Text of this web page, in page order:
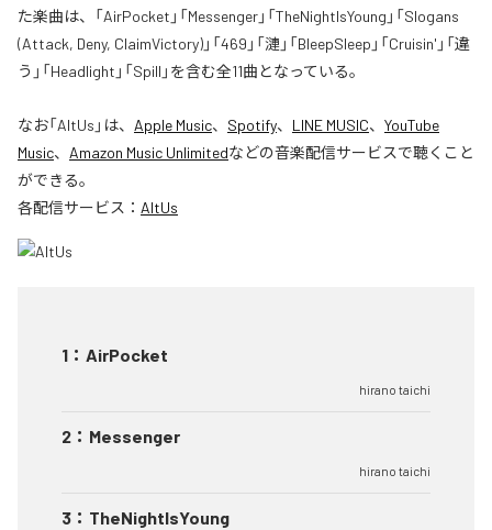
た楽曲は、「AirPocket」「Messenger」「TheNightIsYoung」「Slogans
(Attack, Deny, ClaimVictory)」「469」「漣」「BleepSleep」「Cruisin'」「違
う」「Headlight」「Spill」を含む全11曲となっている。
なお「AltUs 」は、 Apple Music、 Spotify、 LINE MUSIC、 YouTube
Music、 Amazon Music Unlimitedなどの音楽配信サービスで聴くこと
ができる。
各配信サービス： AltUs
1 ： AirPocket
hirano taichi
2 ： Messenger
hirano taichi
3 ： TheNightIsYoung